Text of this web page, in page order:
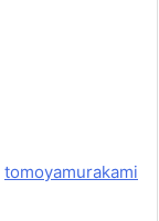
tomoyamurakami